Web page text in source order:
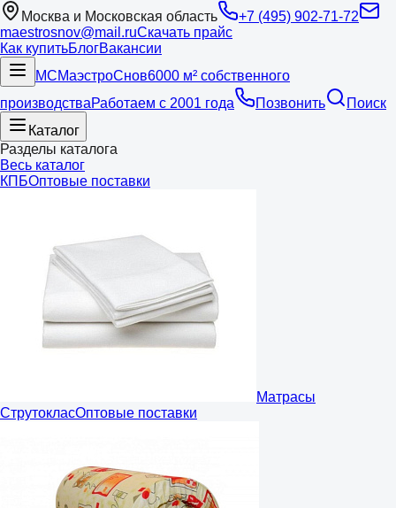
Москва и Московская область
+7 (495) 902-71-72
maestrosnov@mail.ruСкачать прайс
Как купитьБлогВакансии
МСМаэстроСнов6000 м² собственного
производстваРаботаем с 2001 года Позвонить
Поиск
Каталог
Разделы каталога
Весь каталог
КПБОптовые поставки
Матрасы
СтрутокласОптовые поставки